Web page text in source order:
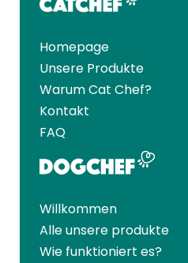
Homepage
Unsere Produkte
Warum Cat Chef?
Kontakt
FAQ
Willkommen
Alle unsere produkte
Wie funktioniert es?